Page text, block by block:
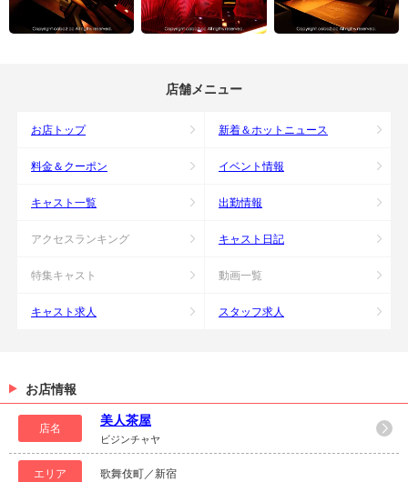
店舗メニュー
お店トップ 新着＆ホットニュース
料金＆クーポン イベント情報
キャスト一覧 出勤情報
アクセスランキング キャスト日記
特集キャスト 動画一覧
キャスト求人 スタッフ求人
お店情報
店名
美人茶屋
ビジンチャヤ
エリア 歌舞伎町／新宿